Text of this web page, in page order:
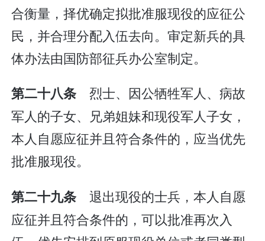
合衡量，择优确定拟批准服现役的应征公
民，并合理分配入伍去向。审定新兵的具
体办法由国防部征兵办公室制定。
第二十八条 烈士、因公牺牲军人、病故
军人的子女、兄弟姐妹和现役军人子女，
本人自愿应征并且符合条件的，应当优先
批准服现役。
第二十九条 退出现役的士兵，本人自愿
应征并且符合条件的，可以批准再次入